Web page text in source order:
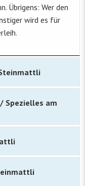
Übrigens: Wer den
wird es für
Spezielles am